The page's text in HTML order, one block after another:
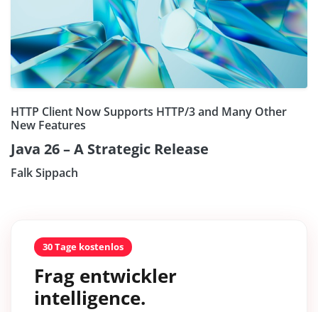
HTTP Client Now Supports HTTP/3 and Many Other
New Features
Java 26 – A Strategic Release
Falk Sippach
30 Tage kostenlos
Frag entwickler
intelligence.